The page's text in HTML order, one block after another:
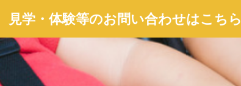
見学・体験等のお問い合わせはこちら